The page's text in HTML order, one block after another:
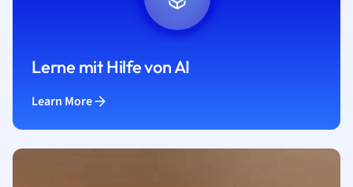
Lerne mit Hilfe von AI
Learn More